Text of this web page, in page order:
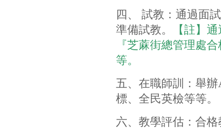
四、 試教： 通過面
準備試教。
【註】
『芝蔴街總管理處
等。
五、在職師訓： 舉
標、全民英檢等等。
六、教學評估： 合格